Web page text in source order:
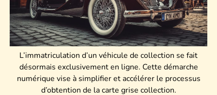
L’immatriculation d’un véhicule de collection se fait
désormais exclusivement en ligne. Cette démarche
numérique vise à simplifier et accélérer le processus
d’obtention de la carte grise collection.